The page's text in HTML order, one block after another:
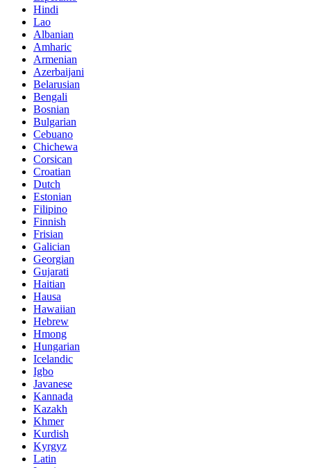
Hindi
Lao
Albanian
Amharic
Armenian
Azerbaijani
Belarusian
Bengali
Bosnian
Bulgarian
Cebuano
Chichewa
Corsican
Croatian
Dutch
Estonian
Filipino
Finnish
Frisian
Galician
Georgian
Gujarati
Haitian
Hausa
Hawaiian
Hebrew
Hmong
Hungarian
Icelandic
Igbo
Javanese
Kannada
Kazakh
Khmer
Kurdish
Kyrgyz
Latin